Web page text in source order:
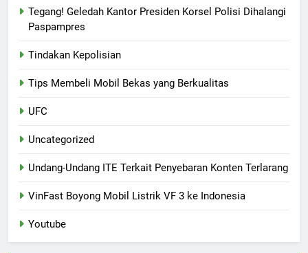
Tegang! Geledah Kantor Presiden Korsel Polisi Dihalangi
Paspampres
Tindakan Kepolisian
Tips Membeli Mobil Bekas yang Berkualitas
UFC
Uncategorized
Undang-Undang ITE Terkait Penyebaran Konten Terlarang
VinFast Boyong Mobil Listrik VF 3 ke Indonesia
Youtube